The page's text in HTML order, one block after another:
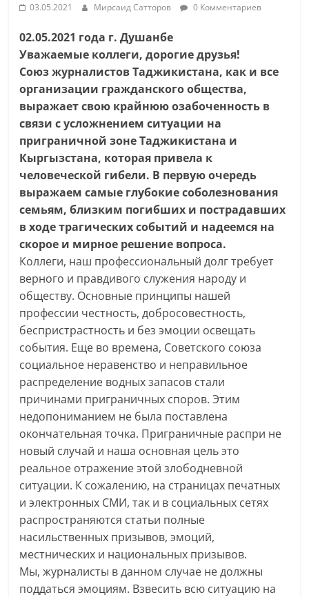
03.05.2021 Мирсаид Сатторов 0 Комментариев
02.05.2021 года г. Душанбе
Уважаемые коллеги, дорогие друзья!
Союз журналистов Таджикистана, как и все
организации гражданского общества,
выражает свою крайнюю озабоченность в
связи с усложнением ситуации на
приграничной зоне Таджикистана и
Кыргызстана, которая привела к
человеческой гибели. В первую очередь
выражаем самые глубокие соболезнования
семьям, близким погибших и пострадавших
в ходе трагических событий и надеемся на
скорое и мирное решение вопроса.
Коллеги, наш профессиональный долг требует
верного и правдивого служения народу и
обществу. Основные принципы нашей
профессии честность, добросовестность,
беспристрастность и без эмоции освещать
события. Еще во времена, Советского союза
социальное неравенство и неправильное
распределение водных запасов стали
причинами приграничных споров. Этим
недопониманием не была поставлена
окончательная точка. Приграничные распри не
новый случай и наша основная цель это
реальное отражение этой злободневной
ситуации. К сожалению, на страницах печатных
и электронных СМИ, так и в социальных сетях
распространяются статьи полные
насильственных призывов, эмоций,
местнических и национальных призывов.
Мы, журналисты в данном случае не должны
поддаться эмоциям. Взвесить всю ситуацию на